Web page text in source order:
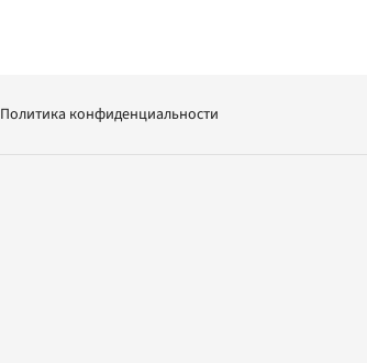
Политика конфиденциальности